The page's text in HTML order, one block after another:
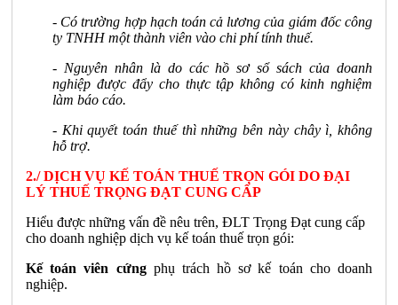
- Có trường hợp hạch toán cả lương của giám đốc công
ty TNHH một thành viên vào chi phí tính thuế.
- Nguyên nhân là do các hồ sơ sổ sách của doanh
nghiệp được đẩy cho thực tập không có kinh nghiệm
làm báo cáo.
- Khi quyết toán thuế thì những bên này chây ì, không
hỗ trợ.
2./ DỊCH VỤ KẾ TOÁN THUẾ TRỌN GÓI DO ĐẠI
LÝ THUẾ TRỌNG ĐẠT CUNG CẤP
Hiểu được những vấn đề nêu trên, ĐLT Trọng Đạt cung cấp
cho doanh nghiệp dịch vụ kế toán thuế trọn gói:
Kế toán viên cứngphụ trách hồ sơ kế toán cho doanh
nghiệp.